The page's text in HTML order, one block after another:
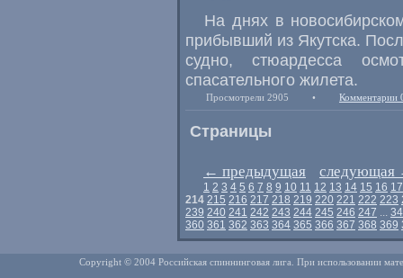
На днях в
прибывший из Якутска.
судно, стюардесса
спасательного жилета.
Просмотрели 2905 • Комментарии
Страницы
← предыдущая следующая
1 2 3 4 5 6 7 8 9 10 11 12 13 14 15 16 17
214 215 216 217 218 219 220 221 222 223
239 240 241 242 243 244 245 246 247 ...
360 361 362 363 364 365 366 367 368 369
Copyright © 2004 Российская спиннинговая лига. При использовании